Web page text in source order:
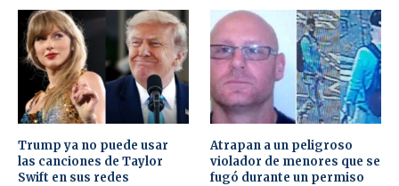
Trump ya no puede usar
las canciones de Taylor
Swift en sus redes
Atrapan a un peligroso
violador de menores que se
fugó durante un permiso